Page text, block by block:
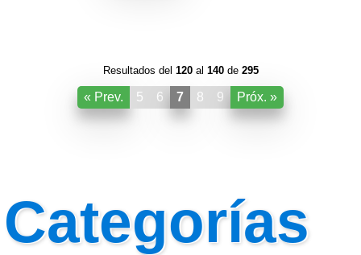
Resultados del 120al 140de 295
« Prev. 5 6 7 8 9 Próx. »
Categorías